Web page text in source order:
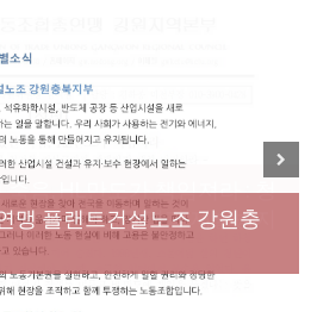
음, HL만도가 책임져라 : 청
저한 진상규명과 재발방지
맹 플랜트건설노조 강원충
Next